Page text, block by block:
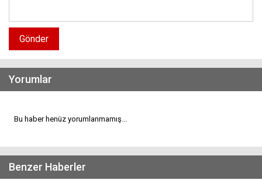
Gönder
Yorumlar
Bu haber henüz yorumlanmamış...
Benzer Haberler